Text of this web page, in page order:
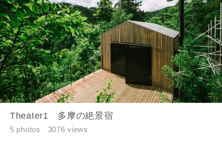
Theater1 多摩の絶景宿
5 photos 3076 views
す。
入力内容を送信する
キャンセル